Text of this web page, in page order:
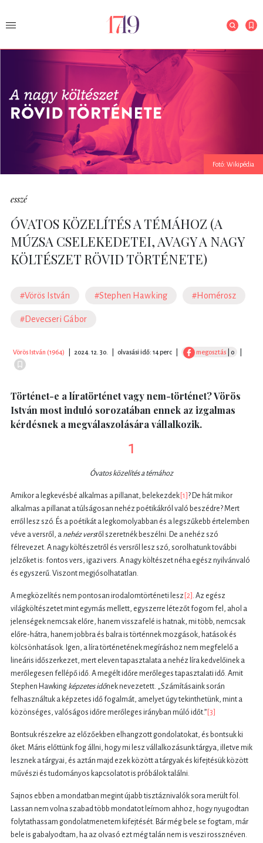
Fotó: Wikipédia
esszé
ÓVATOS KÖZELÍTÉS A TÉMÁHOZ (A
MÚZSA CSELEKEDETEI, AVAGY A NAGY
KÖLTÉSZET RÖVID TÖRTÉNETE)
#Vörös István #Stephen Hawking #Homérosz
#Devecseri Gábor
Vörös István (1964) 2024. 12. 30. olvasási idő: 14 perc megosztás | 0
Történet-e a líratörténet vagy nem-történet? Vörös
István most induló sorozatában ennek az izgalmas
kérdésnek a megválaszolására vállalkozik.
1
Óvatos közelítés a témához
Amikor a legkevésbé alkalmas a pillanat, belekezdek [1] ? De hát mikor
alkalmas a pillanat a túlságosan nehéz poétikákról való beszédre? Mert
erről lesz szó. És a poétikát a legkomolyabban és a legszűkebb értelemben
véve a versről, a nehéz versről szeretnék beszélni. De a nehéz szó
félrevezet. A nagy költészetről és versről lesz szó, sorolhatunk további
jelzőket is: fontos vers, igazi vers. A nagy költészet néha egész nyilvánvaló
és egyszerű. Viszont megjósolhatatlan.
A megközelítés nem pontosan irodalomtörténeti lesz [2] . Az egész
világköltészetet mint egymás mellett, egyszerre létezőt fogom fel, ahol a
jelenségek nemcsak előre, hanem visszafelé is hatnak, mi több, nemcsak
előre-hátra, hanem jobbra és balra is történnek mozgások, hatások és
kölcsönhatások. Igen, a líra történetének megíráshoz nem megfelelő a
lineáris időszerkezet, mert eleven tapasztalata a nehéz líra kedvelőinek a
merőlegesen fellépő idő. A megélt időre merőleges tapasztalati idő. Amit
Stephen Hawking képzetes időnek nevezetett. „Számításaink során
felhasználtuk a képzetes idő fogalmát, amelyet úgy tekinthetünk, mint a
közönséges, valóságos időre merőleges irányban múló időt.” [3]
Bontsuk részekre az előzőekben elhangzott gondolatokat, és bontsuk ki
őket. Máris előttünk fog állni, hogy mi lesz vállalkozásunk tárgya, illetve mik
lesznek a tárgyai, és aztán majd ezek között a tárgyak és kifejtésük között
művészi és tudományos kapcsolatot is próbálok találni.
Sajnos ebben a mondatban megint újabb tisztáznivalók sora merült föl.
Lassan nem volna szabad több mondatot leírnom ahhoz, hogy nyugodtan
folytathassam gondolatmenetem kifejtését. Bár még bele se fogtam, már
bele is gabalyodtam, ha az olvasó ezt még talán nem is veszi rossznéven.